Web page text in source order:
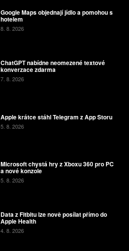
Google Maps objednají jídlo a pomohou s
hotelem
8. 8. 2026
ChatGPT nabídne neomezené textové
konverzace zdarma
7. 8. 2026
Apple krátce stáhl Telegram z App Storu
5. 8. 2026
Microsoft chystá hry z Xboxu 360 pro PC
a nové konzole
5. 8. 2026
Data z Fitbitu lze nově posílat přímo do
Apple Health
4. 8. 2026